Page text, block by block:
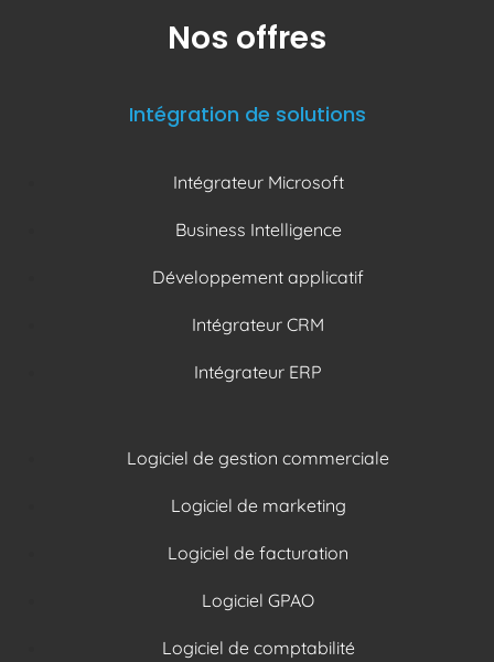
Nos offres
Intégration de solutions
Intégrateur Microsoft
Business Intelligence
Développement applicatif
Intégrateur CRM
Intégrateur ERP
Logiciel de gestion commerciale
Logiciel de marketing
Logiciel de facturation
Logiciel GPAO
Logiciel de comptabilité